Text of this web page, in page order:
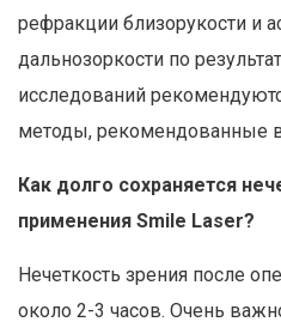
рефракции близорукости и
дальнозоркости по
исследований
методы, рекомендованные
Как долго сохраняется
применения Smile Laser?
Нечеткость зрения после
около 2-3 часов. Очень